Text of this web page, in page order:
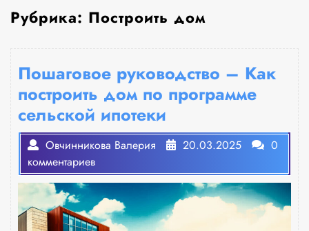
Рубрика: Построить дом
Пошаговое руководство – Как
построить дом по программе
сельской ипотеки
Овчинникова Валерия 20.03.2025
0
комментариев